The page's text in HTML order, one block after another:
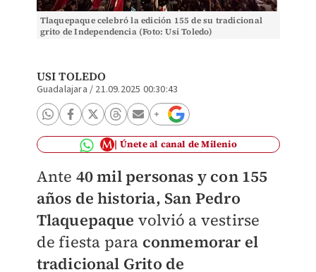
Tlaquepaque celebró la edición 155 de su tradicional
grito de Independencia (Foto: Usi Toledo)
USI TOLEDO
Guadalajara / 21.09.2025 00:30:43
Únete al canal de Milenio
Ante 40 mil personas y con 155
años de historia, San Pedro
Tlaquepaque volvió a vestirse
de fiesta para conmemorar el
tradicional Grito de